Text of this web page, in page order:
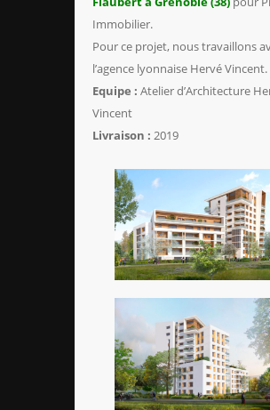
Immobilier.
Pour ce projet, nous travaillons
l’agence lyonnaise Hervé Vincent.
Equipe : Atelier d’Architecture
Vincent
Livraison : 2019